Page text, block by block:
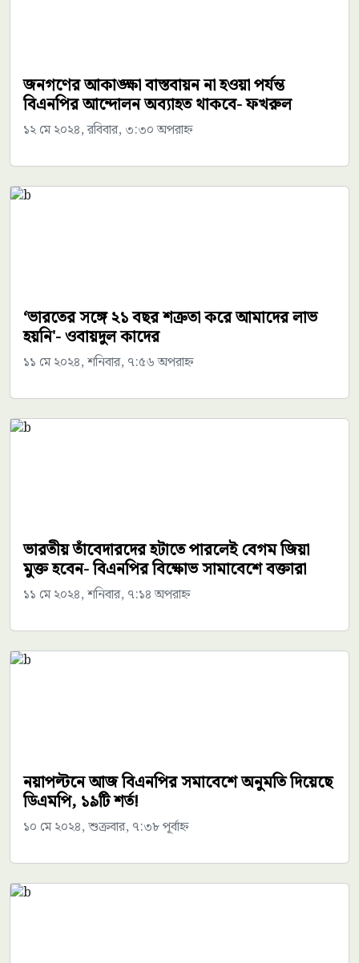
জনগণের আকাঙ্ক্ষা বাস্তবায়ন না হওয়া পর্যন্ত
বিএনপির আন্দোলন অব্যাহত থাকবে- ফখরুল
১২ মে ২০২৪, রবিবার, ৩:৩০ অপরাহ্ন
‘ভারতের সঙ্গে ২১ বছর শত্রুতা করে আমাদের লাভ
হয়নি'- ওবায়দুল কাদের
১১ মে ২০২৪, শনিবার, ৭:৫৬ অপরাহ্ন
ভারতীয় তাঁবেদারদের হটাতে পারলেই বেগম জিয়া
মুক্ত হবেন- বিএনপির বিক্ষোভ সামাবেশে বক্তারা
১১ মে ২০২৪, শনিবার, ৭:১৪ অপরাহ্ন
নয়াপল্টনে আজ বিএনপির সমাবেশে অনুমতি দিয়েছে
ডিএমপি, ১৯টি শর্ত!
১০ মে ২০২৪, শুক্রবার, ৭:৩৮ পূর্বাহ্ন